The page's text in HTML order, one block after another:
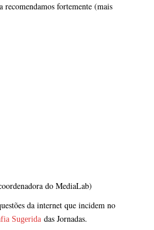
recomendamos fortemente (mais
do MediaLab)
da internet que incidem no
Sugerida das Jornadas.